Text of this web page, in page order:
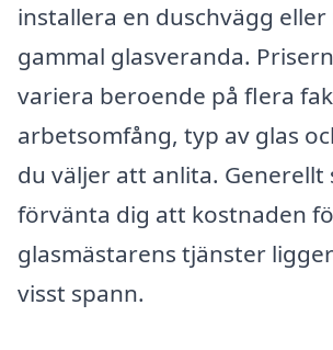
installera en duschvägg
gammal glasveranda.
variera beroende på flera
arbetsomfång, typ av glas
du väljer att anlita. Generellt
förvänta dig att kostnaden
glasmästarens tjänster
visst spann.